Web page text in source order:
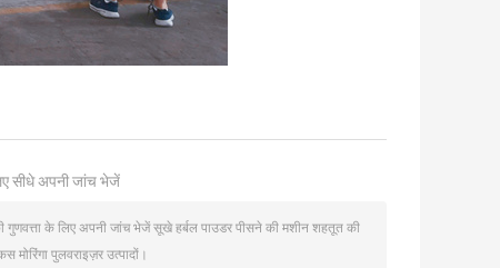
सीधे अपनी जांच भेजें